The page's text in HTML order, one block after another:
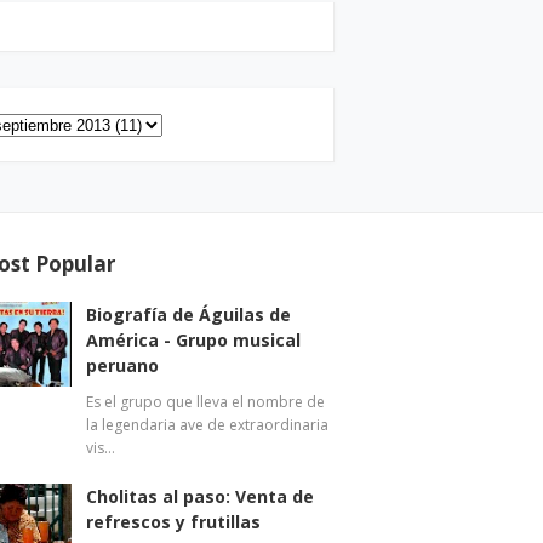
Popular
Biografía de Águilas de
América - Grupo musical
peruano
Es el grupo que lleva el nombre de
la legendaria ave de extraordinaria
vis…
Cholitas al paso: Venta de
refrescos y frutillas